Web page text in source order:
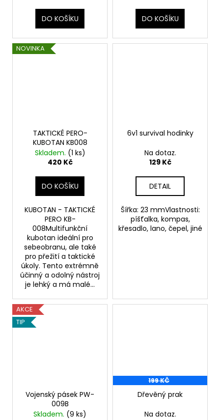
DO KOŠÍKU DO KOŠÍKU
NOVINKA
TAKTICKÉ PERO-
KUBOTAN KB008
Skladem. (1 ks)
420 Kč
DO KOŠÍKU
KUBOTAN - TAKTICKÉ
PERO KB-
008Multifunkční
kubotan ideální pro
sebeobranu, ale také
pro přežití a taktické
úkoly. Tento extrémně
účinný a odolný nástroj
je lehký a má malé...
6v1 survival hodinky
Na dotaz.
129 Kč
DETAIL
Šířka: 23 mmVlastnosti:
píšťalka, kompas,
křesadlo, lano, čepel, jiné
AKCE
TIP
Vojenský pásek PW-
009B
Skladem. (9 ks)
199 KČ
Dřevěný prak
Na dotaz.